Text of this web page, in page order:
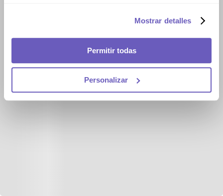
Mostrar detalles
Permitir todas
Personalizar